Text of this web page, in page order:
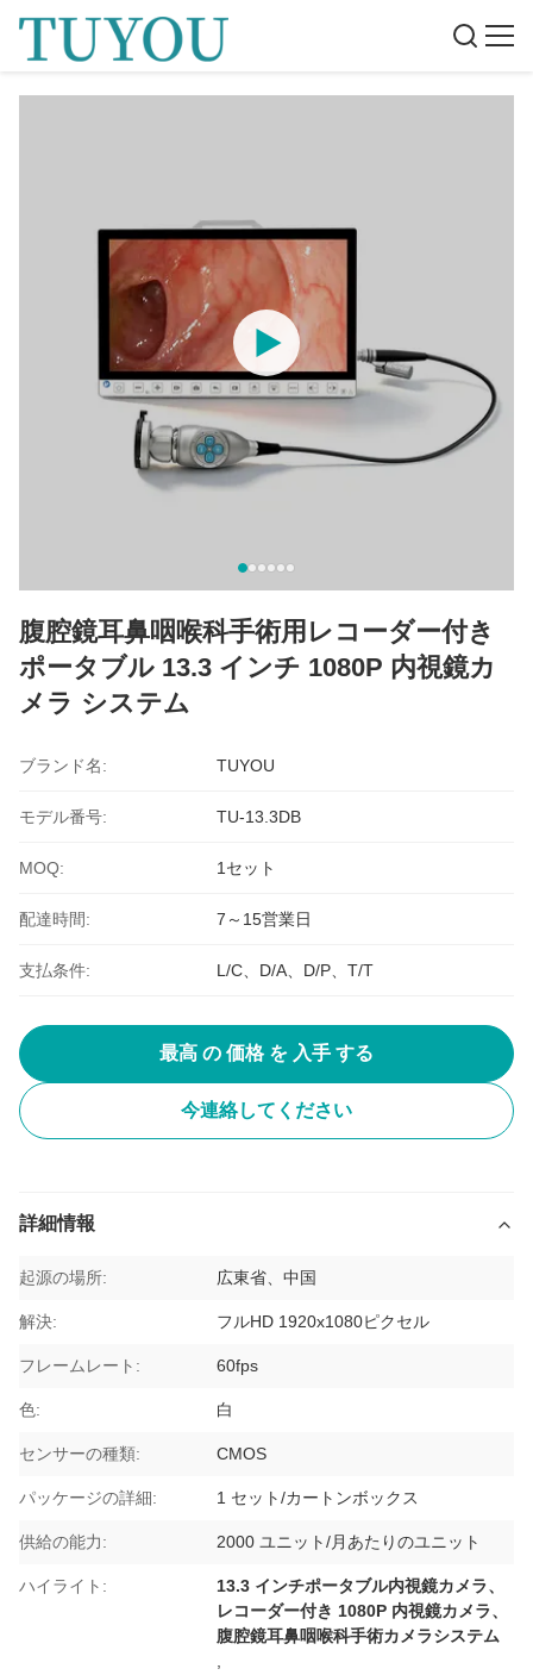
腹腔鏡耳鼻咽喉科手術用レコーダー付き
ポータブル 13.3 インチ 1080P 内視鏡カ
メラ システム
ブランド名: TUYOU
モデル番号: TU-13.3DB
MOQ: 1セット
配達時間: 7～15営業日
支払条件: L/C、D/A、D/P、T/T
最高 の 価格 を 入手 する
今連絡してください
詳細情報
起源の場所: 広東省、中国
解決: フルHD 1920x1080ピクセル
フレームレート: 60fps
色: 白
センサーの種類: CMOS
パッケージの詳細: 1 セット/カートンボックス
供給の能力: 2000 ユニット/月あたりのユニット
ハイライト:
13.3 インチポータブル内視鏡カメラ、
レコーダー付き 1080P 内視鏡カメラ、
腹腔鏡耳鼻咽喉科手術カメラシステム